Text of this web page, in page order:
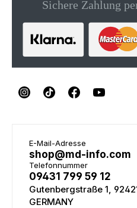
E-Mail-Adresse
shop@md-info.com
Telefonnummer
09431 799 59 12
Gutenbergstraße 1,
GERMANY